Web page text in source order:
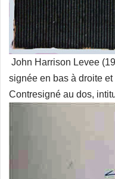
John Harrison Levee
signée en bas à droite
Contresigné au dos,